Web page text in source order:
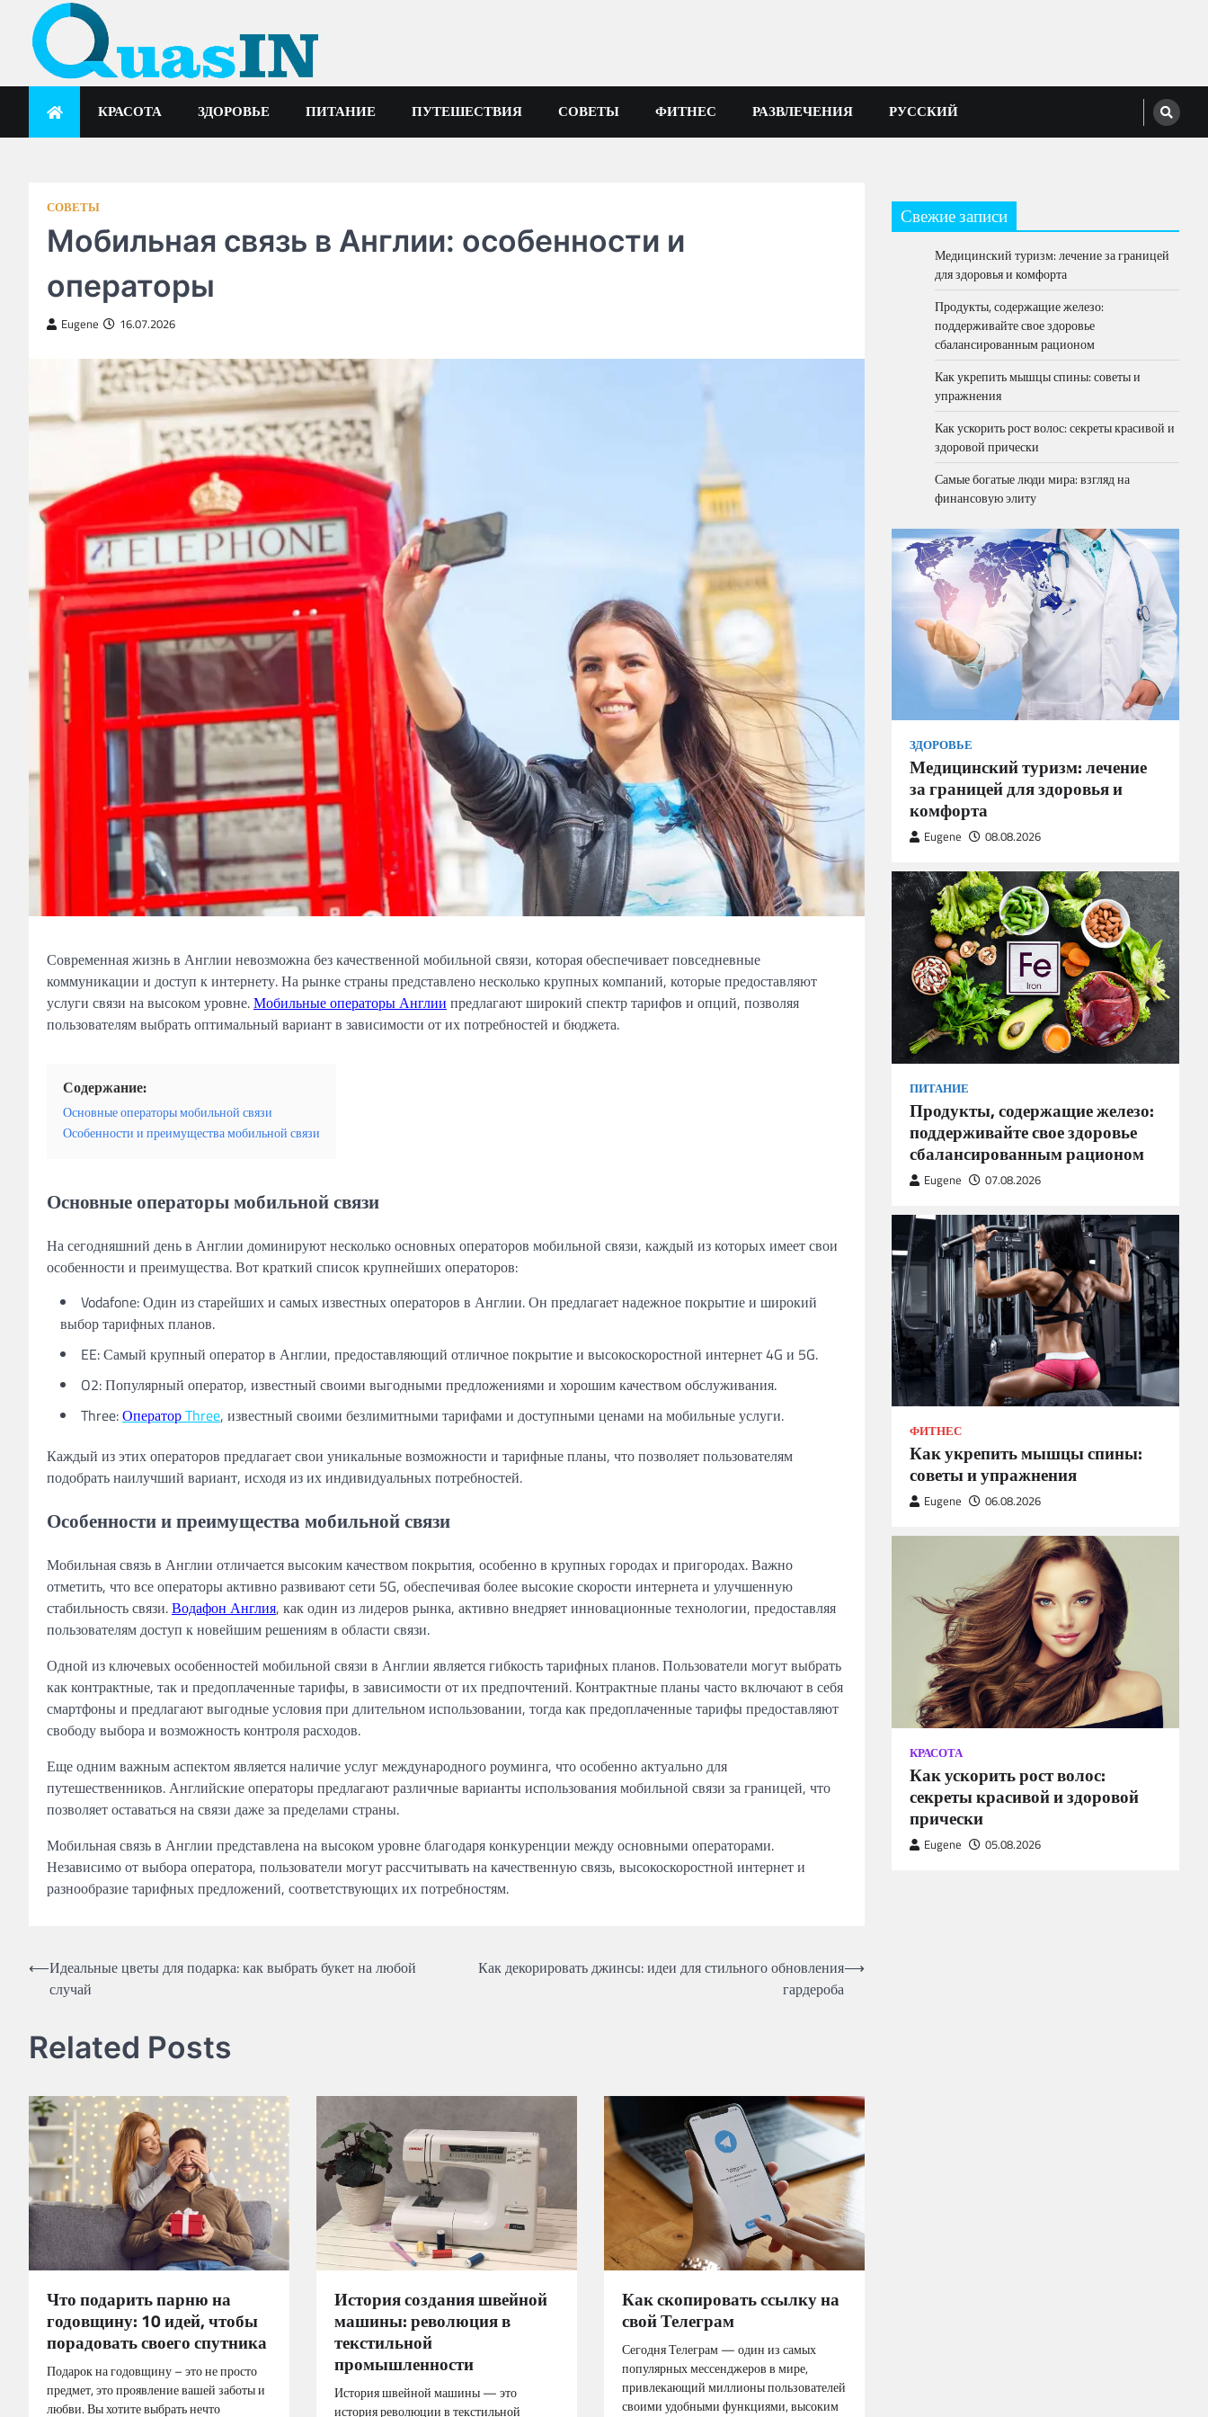
content
quasin.com
КРАСОТА ЗДОРОВЬЕ ПИТАНИЕ ПУТЕШЕСТВИЯ СОВЕТЫ ФИТНЕС РАЗВЛЕЧЕНИЯ РУССКИЙ
СОВЕТЫ
Мобильная связь в Англии: особенности и
операторы
Eugene 16.07.2026
Современная жизнь в Англии невозможна без качественной мобильной связи, которая обеспечивает повседневные
коммуникации и доступ к интернету. На рынке страны представлено несколько крупных компаний, которые предоставляют
услуги связи на высоком уровне.Мобильные операторы Англии предлагают широкий спектр тарифов и опций, позволяя
пользователям выбрать оптимальный вариант в зависимости от их потребностей и бюджета.
Содержание:
Основные операторы мобильной связи
Особенности и преимущества мобильной связи
Основные операторы мобильной связи
На сегодняшний день в Англии доминируют несколько основных операторов мобильной связи, каждый из которых имеет свои
особенности и преимущества. Вот краткий список крупнейших операторов:
Vodafone: Один из старейших и самых известных операторов в Англии. Он предлагает надежное покрытие и широкий
выбор тарифных планов.
EE: Самый крупный оператор в Англии, предоставляющий отличное покрытие и высокоскоростной интернет 4G и 5G.
O2: Популярный оператор, известный своими выгодными предложениями и хорошим качеством обслуживания.
Three:ОператорThree, известный своими безлимитными тарифами и доступными ценами на мобильные услуги.
Каждый из этих операторов предлагает свои уникальные возможности и тарифные планы, что позволяет пользователям
подобрать наилучший вариант, исходя из их индивидуальных потребностей.
Особенности и преимущества мобильной связи
Мобильная связь в Англии отличается высоким качеством покрытия, особенно в крупных городах и пригородах. Важно
отметить, что все операторы активно развивают сети 5G, обеспечивая более высокие скорости интернета и улучшенную
стабильность связи.Водафон Англия, как один из лидеров рынка, активно внедряет инновационные технологии, предоставляя
пользователям доступ к новейшим решениям в области связи.
Одной из ключевых особенностей мобильной связи в Англии является гибкость тарифных планов. Пользователи могут выбрать
как контрактные, так и предоплаченные тарифы, в зависимости от их предпочтений. Контрактные планы часто включают в себя
смартфоны и предлагают выгодные условия при длительном использовании, тогда как предоплаченные тарифы предоставляют
свободу выбора и возможность контроля расходов.
Еще одним важным аспектом является наличие услуг международного роуминга, что особенно актуально для
путешественников. Английские операторы предлагают различные варианты использования мобильной связи за границей, что
позволяет оставаться на связи даже за пределами страны.
Мобильная связь в Англии представлена на высоком уровне благодаря конкуренции между основными операторами.
Независимо от выбора оператора, пользователи могут рассчитывать на качественную связь, высокоскоростной интернет и
разнообразие тарифных предложений, соответствующих их потребностям.
Навигация
⟵Идеальные цветы для подарка: как выбрать букет на любой
случай
Как декорировать джинсы: идеи для стильного обновления
гардероба
⟶
Related Posts
Что подарить парню на
годовщину: 10 идей, чтобы
порадовать своего спутника
Подарок на годовщину – это не просто
предмет, это проявление вашей заботы и
любви. Вы хотите выбрать нечто
История создания швейной
машины: революция в
текстильной
промышленности
История швейной машины — это
история революции в текстильной
Как скопировать ссылку на
свой Телеграм
Сегодня Телеграм — один из самых
популярных мессенджеров в мире,
привлекающий миллионы пользователей
своими удобными функциями, высоким
Свежие записи
Медицинский туризм: лечение за границей
для здоровья и комфорта
Продукты, содержащие железо:
поддерживайте свое здоровье
сбалансированным рационом
Как укрепить мышцы спины: советы и
упражнения
Как ускорить рост волос: секреты красивой и
здоровой прически
Самые богатые люди мира: взгляд на
финансовую элиту
ЗДОРОВЬЕ
Медицинский туризм: лечение
за границей для здоровья и
комфорта
Eugene 08.08.2026
ПИТАНИЕ
Продукты, содержащие железо:
поддерживайте свое здоровье
сбалансированным рационом
Eugene 07.08.2026
ФИТНЕС
Как укрепить мышцы спины:
советы и упражнения
Eugene 06.08.2026
КРАСОТА
Как ускорить рост волос:
секреты красивой и здоровой
прически
Eugene 05.08.2026